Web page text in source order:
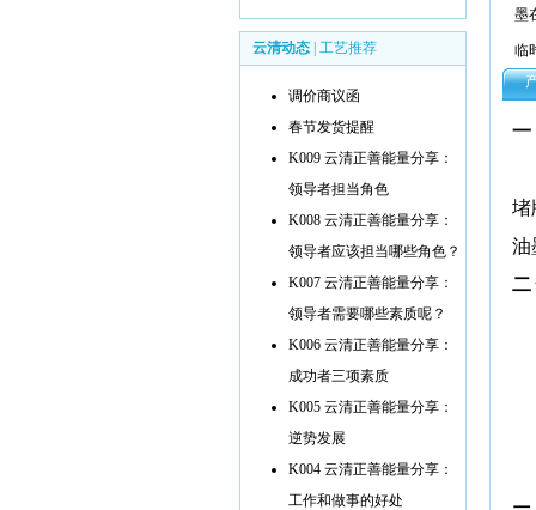
云清动态| 工艺推荐
调价商议函
春节发货提醒
K009 云清正善能量分享：
领导者担当角色
K008 云清正善能量分享：
领导者应该担当哪些角色？
K007 云清正善能量分享：
领导者需要哪些素质呢？
K006 云清正善能量分享：
成功者三项素质
K005 云清正善能量分享：
逆势发展
K004 云清正善能量分享：
工作和做事的好处
墨
临
一
堵
油
二